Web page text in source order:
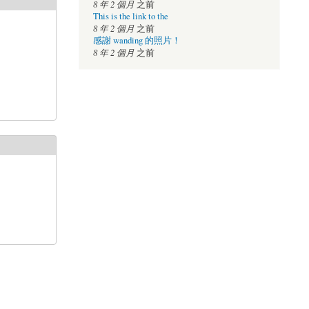
8 年 2 個月之前
This is the link to the
8 年 2 個月之前
感謝 wanding 的照片！
8 年 2 個月之前